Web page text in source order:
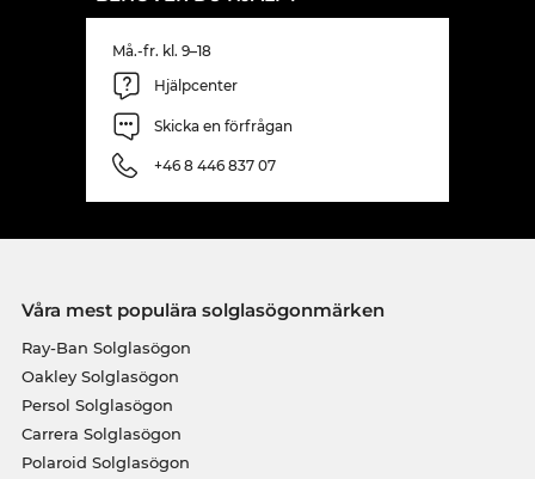
Må.-fr. kl. 9–18
Hjälpcenter
Skicka en förfrågan
+46 8 446 837 07
Våra mest populära solglasögonmärken
Ray-Ban Solglasögon
Oakley Solglasögon
Persol Solglasögon
Carrera Solglasögon
Polaroid Solglasögon